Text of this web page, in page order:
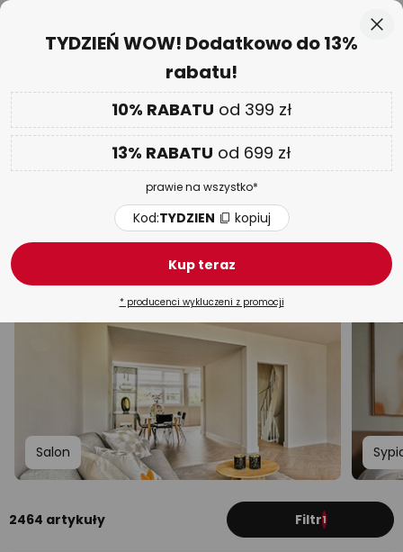
Przejdź
DODATKOWOnawet do 13% RABATU!
Kod: TYDZIEN kopiuj
TYDZIEŃ WOW| do -70%
Lampy sufitowe wielopunktowe
Czarne Białe Panele LED
Salon
2464 artykuły Filtr1
TYDZIEŃ WOW! Dodatkowo do 13%
rabatu!
10% RABATU od 399 zł
13% RABATU od 699 zł
prawie na wszystko*
Kod:TYDZIEN kopiuj
Kup teraz
* producenci wykluczeni z promocji